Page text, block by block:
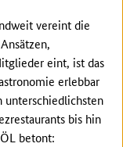
vereint die
eint, ist das
erlebbar
unterschiedlichsten
bis hin
betont: